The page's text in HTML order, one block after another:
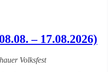
– 17.08.2026)
Volksfest